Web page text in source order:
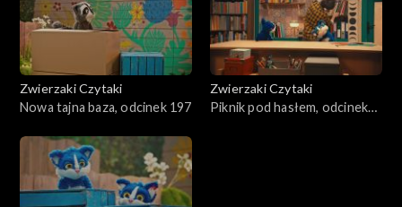
Zwierzaki Czytaki
Nowa tajna baza, odcinek 197
Zwierzaki Czytaki
Piknik pod hasłem, odcinek